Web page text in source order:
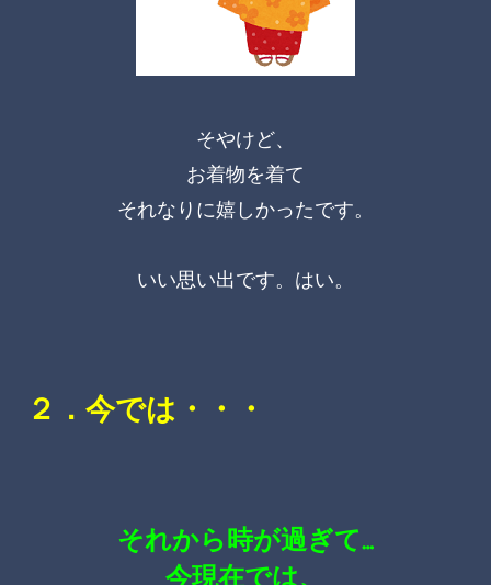
そやけど、
お着物を着て
それなりに嬉しかったです。
いい思い出です。はい。
２．今では・・・
それから時が過ぎて…
今現在では、